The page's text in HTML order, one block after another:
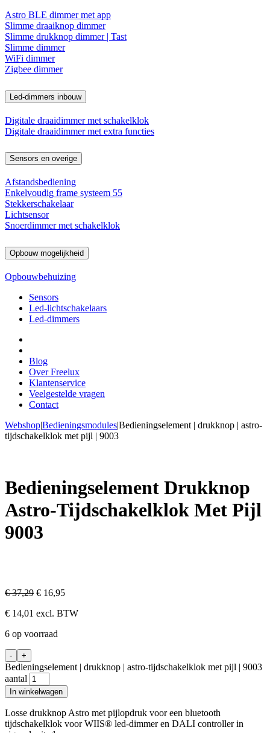
Astro BLE dimmer met app
Slimme draaiknop dimmer
Slimme drukknop dimmer | Tast
Slimme dimmer
WiFi dimmer
Zigbee dimmer
Led-dimmers inbouw
Digitale draaidimmer met schakelklok
Digitale draaidimmer met extra functies
Sensors en overige
Afstandsbediening
Enkelvoudig frame systeem 55
Stekkerschakelaar
Lichtsensor
Snoerdimmer met schakelklok
Opbouw mogelijkheid
Opbouwbehuizing
Sensors
Led-lichtschakelaars
Led-dimmers
Blog
Over Freelux
Klantenservice
Veelgestelde vragen
Contact
Webshop|Bedieningsmodules|Bedieningselement | drukknop | astro-
tijdschakelklok met pijl | 9003
Bedieningselement Drukknop
Astro-Tijdschakelklok Met Pijl
9003
€37,29 € 16,95
€ 14,01 excl. BTW
6 op voorraad
- +
Bedieningselement | drukknop | astro-tijdschakelklok met pijl | 9003
aantal
In winkelwagen
Losse drukknop Astro met pijlopdruk voor een bluetooth
tijdschakelklok voor WIIS® led-dimmer en DALI controller in